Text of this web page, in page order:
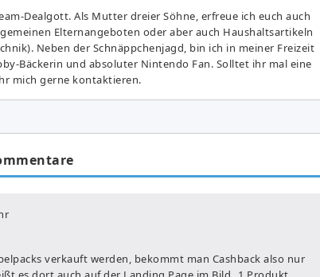
Dealgott. Als Mutter dreier Söhne, erfreue ich euch auch
Elternangeboten oder aber auch Haushaltsartikeln
Neben der Schnäppchenjagd, bin ich in meiner Freizeit
Bäckerin und absoluter Nintendo Fan. Solltet ihr mal eine
mich gerne kontaktieren.
verkauft werden, bekommt man Cashback also nur